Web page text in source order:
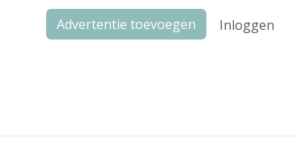
Advertentie toevoegen Inloggen